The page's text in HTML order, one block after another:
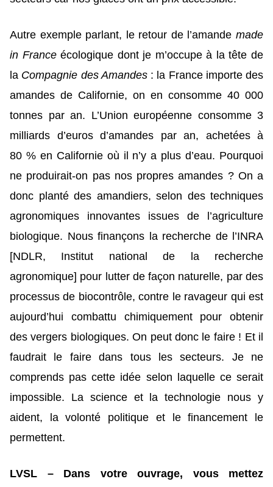
Autre exemple parlant, le retour de l’amande made
in Franceécologique dont je m’occupe à la tête de
la Compagnie des Amandes: la France importe des
amandes de Californie, on en consomme 40 000
tonnes par an. L’Union européenne consomme 3
milliards d’euros d’amandes par an, achetées à
80 % en Californie où il n’y a plus d’eau. Pourquoi
ne produirait-on pas nos propres amandes ? On a
donc planté des amandiers, selon des techniques
agronomiques innovantes issues de l’agriculture
biologique. Nous finançons la recherche de l’INRA
[NDLR, Institut national de la recherche
agronomique] pour lutter de façon naturelle, par des
processus de biocontrôle, contre le ravageur qui est
aujourd’hui combattu chimiquement pour obtenir
des vergers biologiques. On peut donc le faire ! Et il
faudrait le faire dans tous les secteurs. Je ne
comprends pas cette idée selon laquelle ce serait
impossible. La science et la technologie nous y
aident, la volonté politique et le financement le
permettent.
LVSL – Dans votre ouvrage, vous mettez